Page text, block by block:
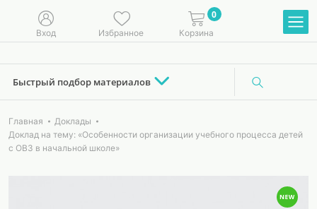
Вход Избранное
0
Корзина
Быстрый подбор материалов
Главная
Доклады
Доклад на тему: «Особенности организации учебного процесса детей
с ОВЗ в начальной школе»